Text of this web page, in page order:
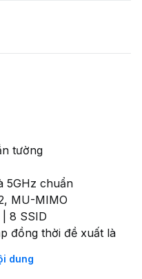
tường
5GHz chuẩn
MU-MIMO
8 SSID
đồng thời đề xuất là
LAN, 1 cổng
dung